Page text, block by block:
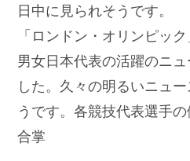
日中に見られそうです。
「ロンドン・オリンピッ
男女日本代表の活躍のニ
した。久々の明るいニュ
うです。各競技代表選手
合掌